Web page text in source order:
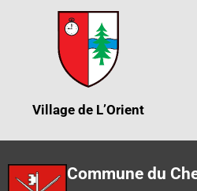
Village de L’Orient
Commune du